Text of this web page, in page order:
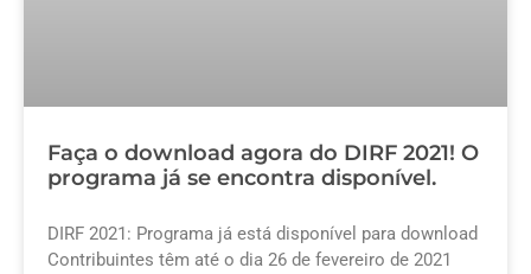
Faça o download agora do DIRF 2021! O
programa já se encontra disponível.
DIRF 2021: Programa já está disponível para download
Contribuintes têm até o dia 26 de fevereiro de 2021